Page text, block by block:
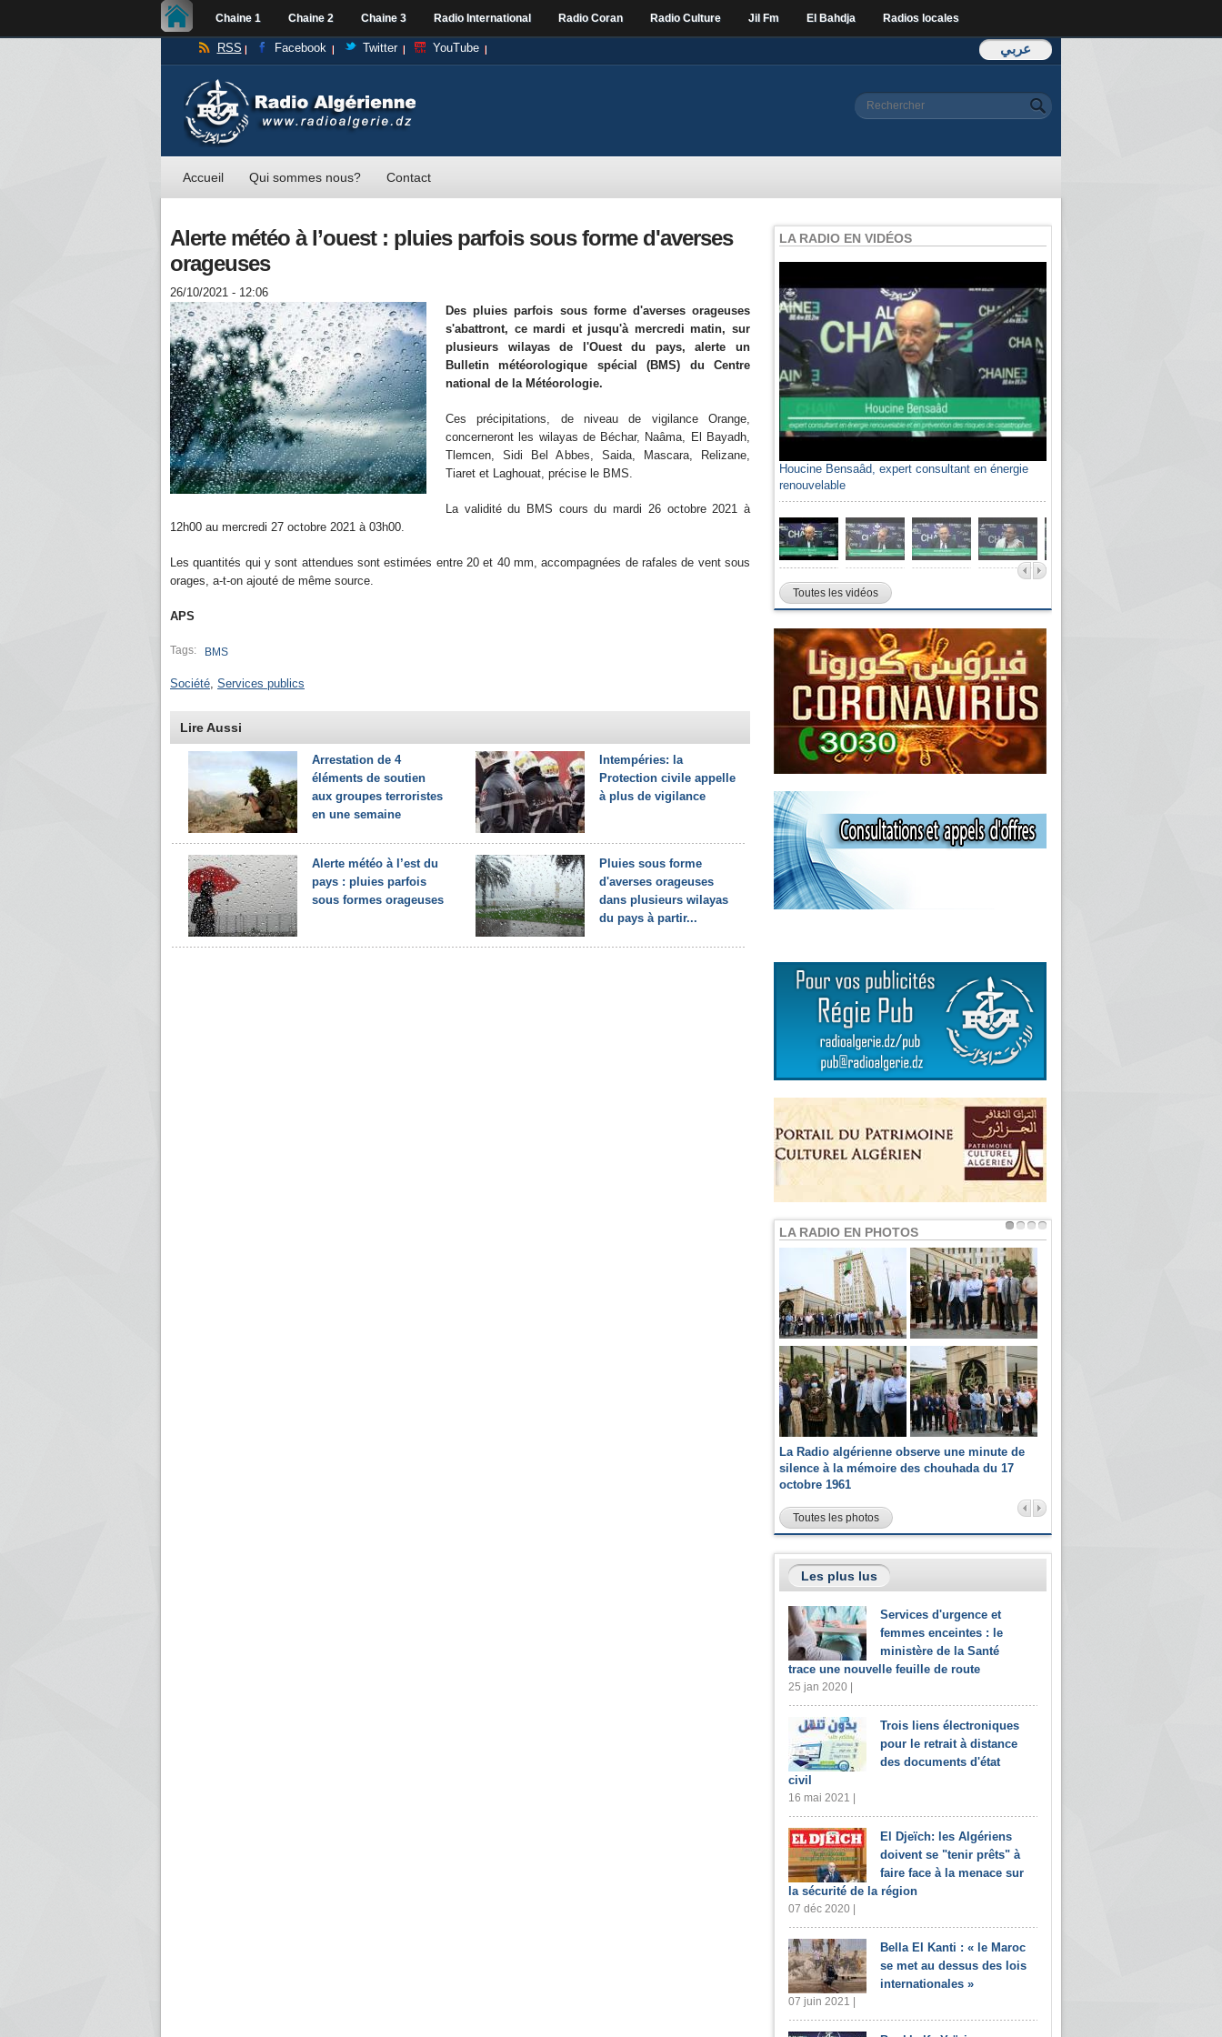
Chaine 1 Chaine 2 Chaine 3 Radio International Radio Coran Radio Culture Jil Fm El Bahdja Radios locales
عربي RSS Facebook Twitter YouTube
Formulaire de
Rechercher
Accueil Qui sommes nous? Contact
Alerte météo à l’ouest : pluies parfois sous forme d'averses
orageuses
26/10/2021 - 12:06
Des pluies parfois sous forme d'averses orageuses
s'abattront, ce mardi et jusqu'à mercredi matin, sur
plusieurs wilayas de l'Ouest du pays, alerte un
Bulletin météorologique spécial (BMS) du Centre
national de la Météorologie.
Ces précipitations, de niveau de vigilance Orange,
concerneront les wilayas de Béchar, Naâma, El Bayadh,
Tlemcen, Sidi Bel Abbes, Saida, Mascara, Relizane,
Tiaret et Laghouat, précise le BMS.
La validité du BMS cours du mardi 26 octobre 2021 à
12h00 au mercredi 27 octobre 2021 à 03h00.
Les quantités qui y sont attendues sont estimées entre 20 et 40 mm, accompagnées de rafales de vent sous
orages, a-t-on ajouté de même source.
APS
Tags: BMS
Société, Services publics
Lire Aussi
Arrestation de 4
éléments de soutien
aux groupes terroristes
en une semaine
Intempéries: la
Protection civile appelle
à plus de vigilance
Alerte météo à l’est du
pays : pluies parfois
sous formes orageuses
Pluies sous forme
d'averses orageuses
dans plusieurs wilayas
du pays à partir...
LA RADIO EN VIDÉOS
Houcine Bensaâd, expert consultant en énergie
renouvelable
Toutes les vidéos
LA RADIO EN PHOTOS
La Radio algérienne observe une minute de
silence à la mémoire des chouhada du 17
octobre 1961
Toutes les photos
Les plus lus
Services d'urgence et
femmes enceintes : le
ministère de la Santé
trace une nouvelle feuille de route
25 jan 2020 |
Trois liens électroniques
pour le retrait à distance
des documents d'état
civil
16 mai 2021 |
El Djeïch: les Algériens
doivent se "tenir prêts" à
faire face à la menace sur
la sécurité de la région
07 déc 2020 |
Bella El Kanti : « le Maroc
se met au dessus des lois
internationales »
07 juin 2021 |